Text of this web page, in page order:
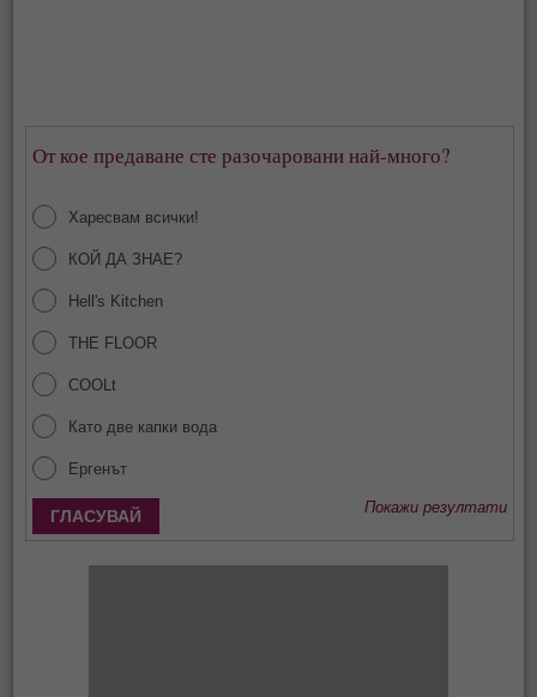
От кое предаване сте разочаровани най-много?
Харесвам всички!
КОЙ ДА ЗНАЕ?
Hell's Kitchen
THE FLOOR
COOLt
Като две капки вода
Ергенът
Покажи резултати